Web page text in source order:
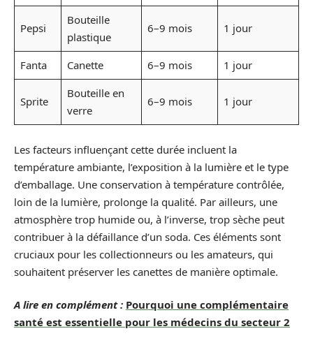
Pepsi
Bouteille
plastique
6–9 mois 1 jour
Fanta Canette 6–9 mois 1 jour
Sprite
Bouteille en
verre
6–9 mois 1 jour
Les facteurs influençant cette durée incluent la
température ambiante, l’exposition à la lumière et le type
d’emballage. Une conservation à température contrôlée,
loin de la lumière, prolonge la qualité. Par ailleurs, une
atmosphère trop humide ou, à l’inverse, trop sèche peut
contribuer à la défaillance d’un soda. Ces éléments sont
cruciaux pour les collectionneurs ou les amateurs, qui
souhaitent préserver les canettes de manière optimale.
A lire en complément : Pourquoi une complémentaire
santé est essentielle pour les médecins du secteur 2